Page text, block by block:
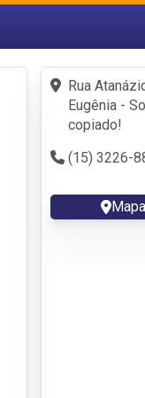
Fazer login
Criar conta
Rua
Eugênia -
copiado!
(15) 3226-
Mapa